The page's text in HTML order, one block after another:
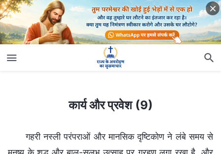
कार्य और प्रवेश (9)
गहरी नस्ली परंपराओं और मानसिक दृष्टिकोण ने लंबे समय से